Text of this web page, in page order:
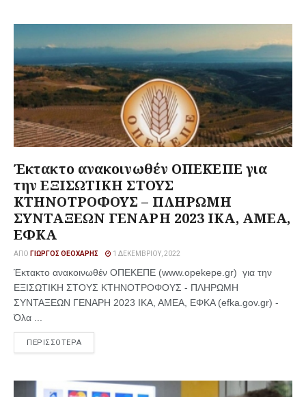
Έκτακτο ανακοινωθέν ΟΠΕΚΕΠΕ για
την ΕΞΙΣΩΤΙΚΗ ΣΤΟΥΣ
ΚΤΗΝΟΤΡΟΦΟΥΣ – ΠΛΗΡΩΜΗ
ΣΥΝΤΑΞΕΩΝ ΓΕΝΑΡΗ 2023 ΙΚΑ, ΑΜΕΑ,
ΕΦΚΑ
ΑΠΌ ΓΙΏΡΓΟΣ ΘΕΟΧΆΡΗΣ 1 ΔΕΚΕΜΒΡΊΟΥ, 2022
Έκτακτο ανακοινωθέν ΟΠΕΚΕΠΕ (www.opekepe.gr) για την
ΕΞΙΣΩΤΙΚΗ ΣΤΟΥΣ ΚΤΗΝΟΤΡΟΦΟΥΣ - ΠΛΗΡΩΜΗ
ΣΥΝΤΑΞΕΩΝ ΓΕΝΑΡΗ 2023 ΙΚΑ, ΑΜΕΑ, ΕΦΚΑ (efka.gov.gr) -
Όλα ...
ΠΕΡΙΣΣΟΤΕΡΑ